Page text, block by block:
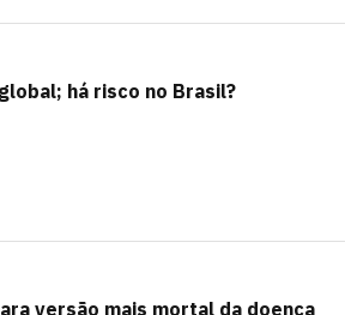
há risco no Brasil?
versão mais mortal da doença